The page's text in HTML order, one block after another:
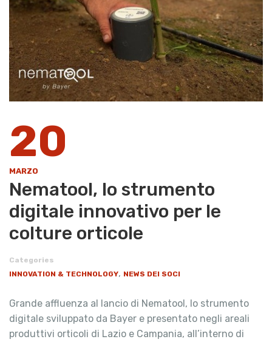
20
MARZO
Nematool, lo strumento
digitale innovativo per le
colture orticole
Categories
INNOVATION & TECHNOLOGY, NEWS DEI SOCI
Grande affluenza al lancio di Nematool, lo strumento
digitale sviluppato da Bayer e presentato negli areali
produttivi orticoli di Lazio e Campania, all’interno di